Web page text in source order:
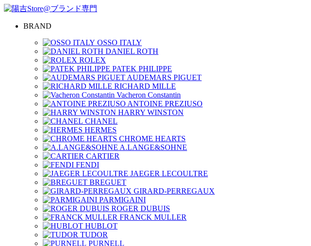
BRAND
OSSO ITALY
DANIEL ROTH
ROLEX
PATEK PHILIPPE
AUDEMARS PIGUET
RICHARD MILLE
Vacheron Constantin
ANTOINE PREZIUSO
HARRY WINSTON
CHANEL
HERMES
CHROME HEARTS
A.LANGE&SOHNE
CARTIER
FENDI
JAEGER LECOULTRE
BREGUET
GIRARD-PERREGAUX
PARMIGAINI
ROGER DUBUIS
FRANCK MULLER
HUBLOT
TUDOR
PURNELL